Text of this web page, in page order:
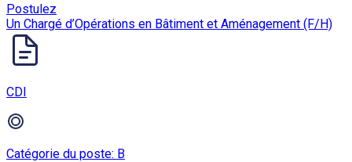
Postulez
Un Chargé d’Opérations en Bâtiment et Aménagement (F/H)
CDI
Catégorie du poste: B